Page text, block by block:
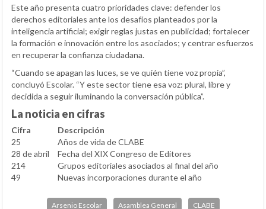
Este año presenta cuatro prioridades clave: defender los
derechos editoriales ante los desafíos planteados por la
inteligencia artificial; exigir reglas justas en publicidad; fortalecer
la formación e innovación entre los asociados; y centrar esfuerzos
en recuperar la confianza ciudadana.
“Cuando se apagan las luces, se ve quién tiene voz propia”,
concluyó Escolar. “Y este sector tiene esa voz: plural, libre y
decidida a seguir iluminando la conversación pública”.
La noticia en cifras
Cifra
Descripción
25
Años de vida de CLABE
28 de abril
Fecha del XIX Congreso de Editores
214
Grupos editoriales asociados al final del año
49
Nuevas incorporaciones durante el año
Arsenio Escolar Asamblea General CLABE